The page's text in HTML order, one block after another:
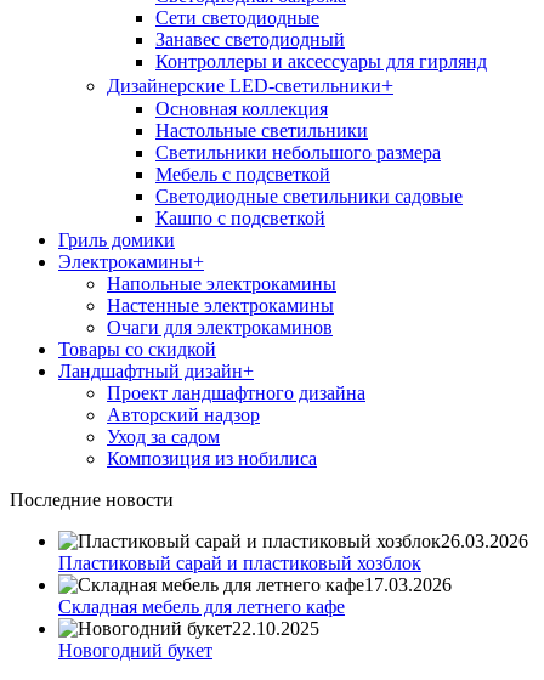
Сети светодиодные
Занавес светодиодный
Контроллеры и аксессуары для гирлянд
Дизайнерские LED-светильники+
Основная коллекция
Настольные светильники
Светильники небольшого размера
Мебель с подсветкой
Светодиодные светильники садовые
Кашпо с подсветкой
Гриль домики
Электрокамины+
Напольные электрокамины
Настенные электрокамины
Очаги для электрокаминов
Товары со скидкой
Ландшафтный дизайн+
Проект ландшафтного дизайна
Авторский надзор
Уход за садом
Композиция из нобилиса
Последние новости
26.03.2026
Пластиковый сарай и пластиковый хозблок
17.03.2026
Складная мебель для летнего кафе
22.10.2025
Новогодний букет